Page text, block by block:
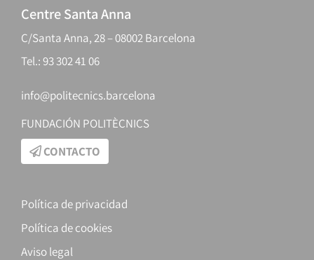
Centre Santa Anna
C/Santa Anna, 28 – 08002 Barcelona
Tel.: 93 302 41 06
info@politecnics.barcelona
FUNDACIÓN POLITÈCNICS
CONTACTO
Política de privacidad
Política de cookies
Aviso legal